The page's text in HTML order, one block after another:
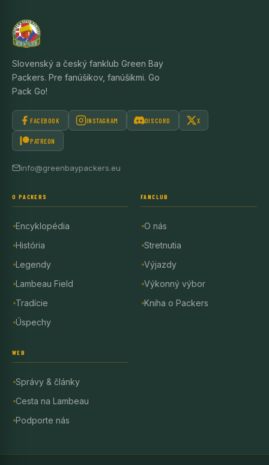
Slovenský a český fanklub Green Bay
Packers. Pre fanúšikov, fanúšikmi. Go
Pack Go!
FACEBOOK INSTAGRAM DISCORD X
PATREON
info@greenbaypackers.eu
O PACKERS
Encyklopédia
História
Legendy
Lambeau Field
Tradície
Úspechy
FANCLUB
O nás
Stretnutia
Výjazdy
Výkonný výbor
Kniha o Packers
WEB
Správy & články
Cesta na Lambeau
Podporte nás